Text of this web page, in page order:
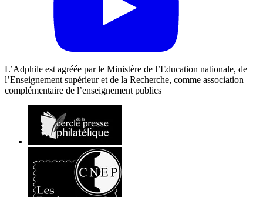
L’Adphile est agréée par le Ministère de l’Education nationale, de
l’Enseignement supérieur et de la Recherche, comme association
complémentaire de l’enseignement publics